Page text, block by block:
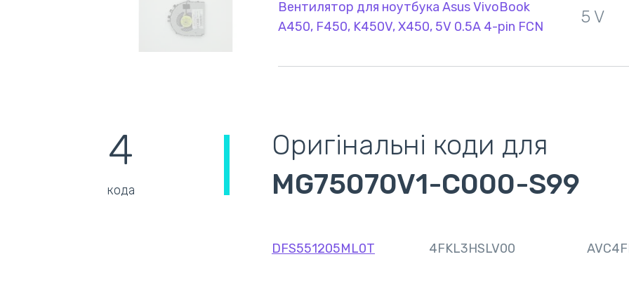
Вентилятор для ноутбука Asus VivoBook
A450, F450, K450V, X450, 5V 0.5A 4-pin FCN
5 V
4
кода
Оригінальні коди для
MG75070V1-C000-S99
DFS551205ML0T 4FKL3HSLV00